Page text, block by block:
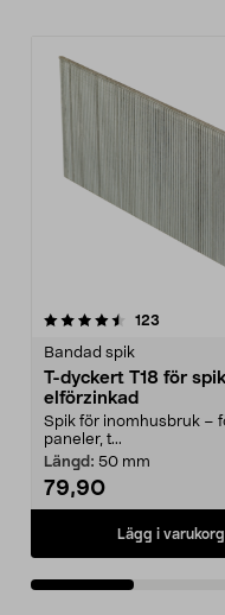
123
Bandad spik
T-dyckert T18 för
elförzinkad
Spik för inomhusbruk –
paneler, t...
Längd: 50 mm
79,90
Lägg i varukorg
3.5 av 5 stjärnor